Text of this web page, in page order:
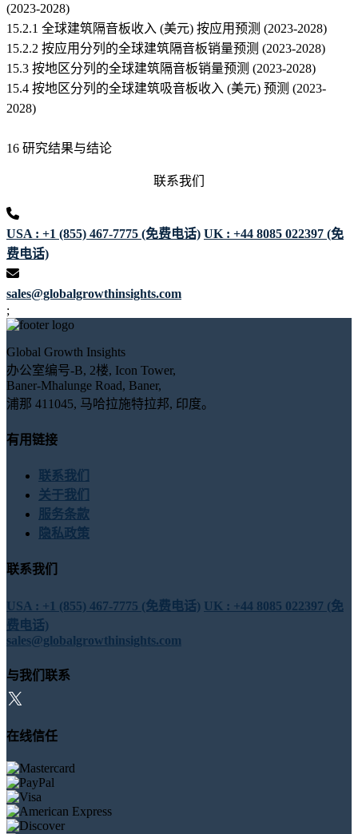
(2023-2028)
15.2.1 全球建筑隔音板收入 (美元) 按应用预测 (2023-2028)
15.2.2 按应用分列的全球建筑隔音板销量预测 (2023-2028)
15.3 按地区分列的全球建筑隔音板销量预测 (2023-2028)
15.4 按地区分列的全球建筑吸音板收入 (美元) 预测 (2023-
2028)
16 研究结果与结论
联系我们
USA : +1 (855) 467-7775 (免费电话) UK : +44 8085 022397 (免
费电话)
sales@globalgrowthinsights.com
;
Global Growth Insights
办公室编号-B, 2楼, Icon Tower,
Baner-Mhalunge Road, Baner,
浦那 411045, 马哈拉施特拉邦, 印度。
有用链接
联系我们
关于我们
服务条款
隐私政策
联系我们
USA : +1 (855) 467-7775 (免费电话) UK : +44 8085 022397 (免
费电话)
sales@globalgrowthinsights.com
与我们联系
在线信任